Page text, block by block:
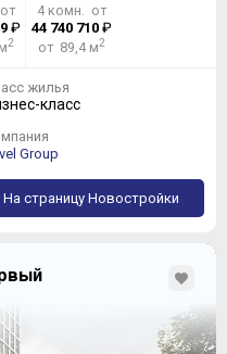
₽
2
4 комн. от
44 740 710 ₽
от 89,4 м2
жилья
класс
Group
На страницу Новостройки